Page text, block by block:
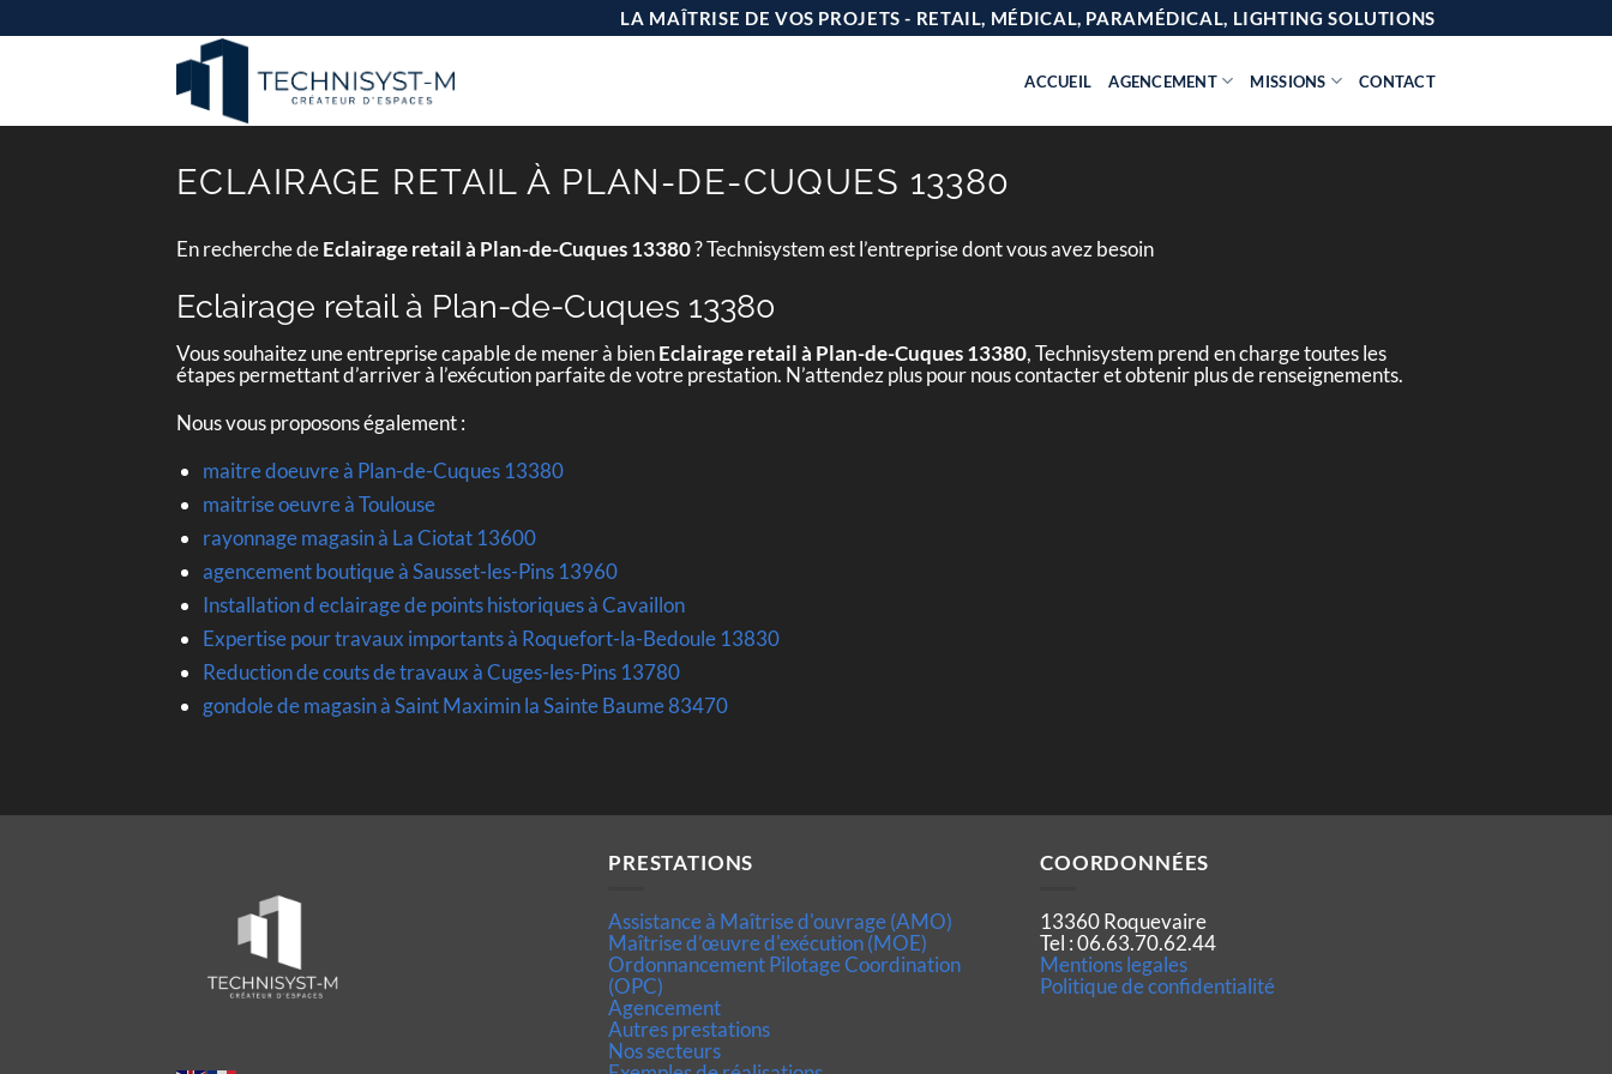
au
LA MAÎTRISE DE VOS PROJETS - RETAIL, MÉDICAL, PARAMÉDICAL, LIGHTING SOLUTIONS
ACCUEIL AGENCEMENT MISSIONS CONTACT
ECLAIRAGE RETAIL À PLAN-DE-CUQUES 13380
En recherche deEclairage retail à Plan-de-Cuques 13380? Technisystem est l’entreprise dont vous avez besoin
Eclairage retail à Plan-de-Cuques 13380
Vous souhaitez une entreprise capable de mener à bienEclairage retail à Plan-de-Cuques 13380, Technisystem prend en charge toutes les
étapes permettant d’arriver à l’exécution parfaite de votre prestation. N’attendez plus pour nous contacter et obtenir plus de renseignements.
Nous vous proposons également :
maitre doeuvre à Plan-de-Cuques 13380
maitrise oeuvre à Toulouse
rayonnage magasin à La Ciotat 13600
agencement boutique à Sausset-les-Pins 13960
Installation d eclairage de points historiques à Cavaillon
Expertise pour travaux importants à Roquefort-la-Bedoule 13830
Reduction de couts de travaux à Cuges-les-Pins 13780
gondole de magasin à Saint Maximin la Sainte Baume 83470
PRESTATIONS
Assistance à Maîtrise d'ouvrage (AMO)
Maîtrise d’œuvre d'exécution (MOE)
Ordonnancement Pilotage Coordination
(OPC)
Agencement
Autres prestations
Nos secteurs
COORDONNÉES
13360 Roquevaire
Tel : 06.63.70.62.44
Mentions legales
Politique de confidentialité